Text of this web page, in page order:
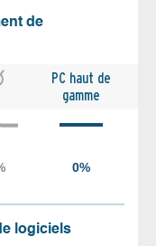
de
PC haut de
gamme
logiciels